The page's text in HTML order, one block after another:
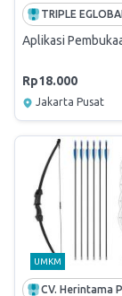
Aplikasi
Rp18.000
Jakarta Pusat
UMKM